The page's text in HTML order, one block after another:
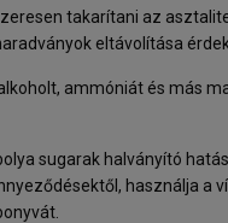
takarítani az
eltávolítása
ammóniát és más
sugarak halványító
használja a